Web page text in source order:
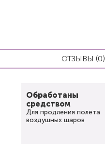
ОТЗЫВЫ (0)
Обработаны
средством
Для продления полета
воздушных шаров